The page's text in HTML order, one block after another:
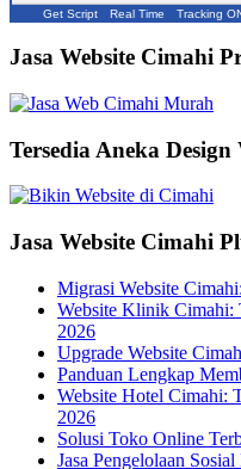
Get Script Real Time Tracking
Jasa Website Cimahi
Tersedia Aneka Design
Jasa Website Cimahi
Migrasi Website
Website Klinik Cimahi:
2026
Upgrade Website
Panduan Lengkap
Website Hotel Cimahi:
2026
Solusi Toko Online
Jasa Pengelolaan